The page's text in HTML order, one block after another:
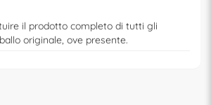
il prodotto completo di tutti gli
originale, ove presente.